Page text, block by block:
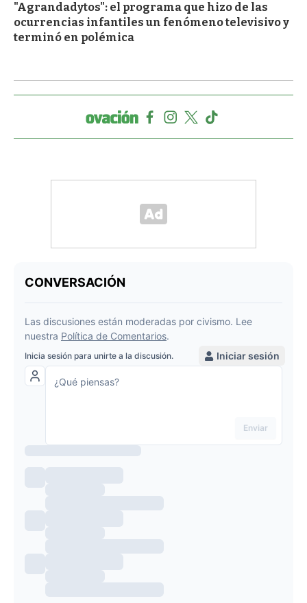
"Agrandadytos": el programa que hizo de las
ocurrencias infantiles un fenómeno televisivo y
terminó en polémica